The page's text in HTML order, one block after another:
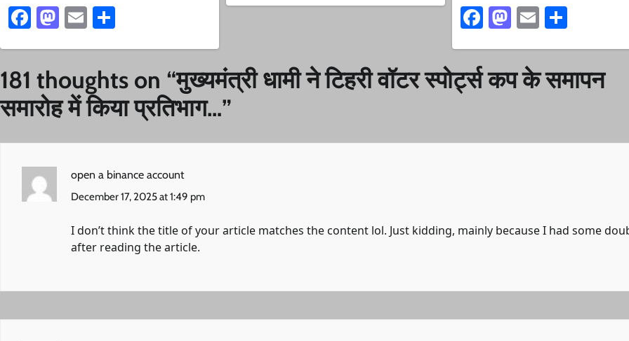
Facebook
Mastodon
Email Facebook
Mastodon
EmailShare
181 thoughts on “मुख्यमंत्री धामी ने टिहरी वॉटर स्पोर्ट्स कप के समापन
समारोह में किया प्रतिभाग…”
open a binance account
December 17, 2025 at 1:49 pm
I don’t think the title of your article matches the content lol. Just kidding, mainly because I had some
after reading the article.